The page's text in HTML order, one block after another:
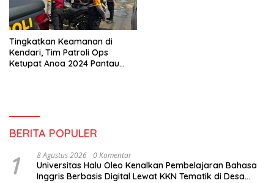
Tingkatkan Keamanan di
Kendari, Tim Patroli Ops
Ketupat Anoa 2024 Pantau
BERITA POPULER
1 8 Agustus 2026 0 Komentar
Universitas Halu Oleo Kenalkan Pembelajaran Bahasa
Inggris Berbasis Digital Lewat KKN Tematik di Desa